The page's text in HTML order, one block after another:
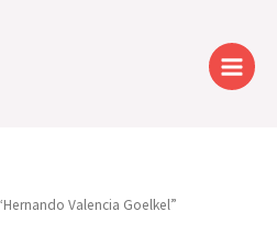
Valencia Goelkel”